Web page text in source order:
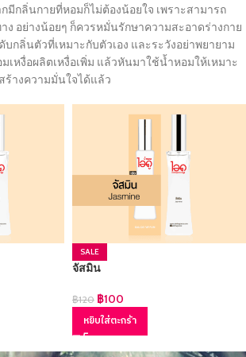
มีกลิ่นกายที่หอมก็ไม่ต้องน้อยใจ เพราะสามารถ
ง อย่างน้อยๆ ก็ควรหมั่นรักษาความสะอาดร่างกาย
บกลิ่นตัวที่เหมาะกับตัวเอง และระวังอย่าพยายาม
เหงื่อผลิตเหงื่อเพิ่ม แล้วหันมาใช้น้ำหอมให้เหมาะ
ร้างความมั่นใจได้แล้ว
SALE
จัสมิน
฿120 ฿100
หยิบใส่ตะกร้า